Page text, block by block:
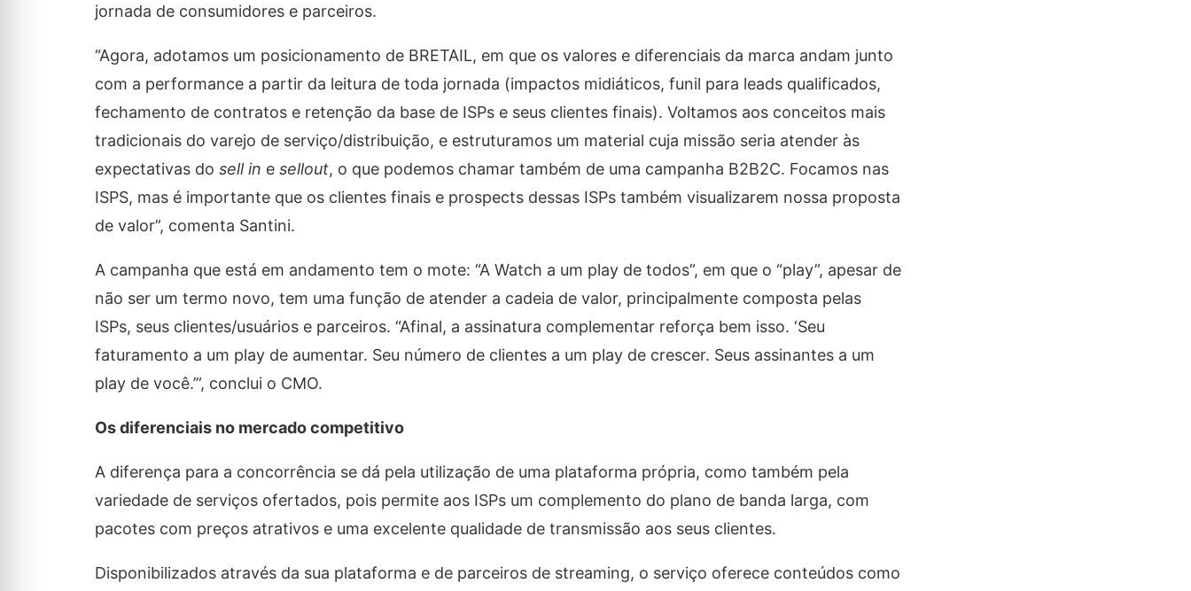
jornada de consumidores e parceiros.
“Agora, adotamos um posicionamento de BRETAIL, em que os valores e diferenciais da marca andam junto
com a performance a partir da leitura de toda jornada (impactos midiáticos, funil para leads qualificados,
fechamento de contratos e retenção da base de ISPs e seus clientes finais). Voltamos aos conceitos mais
tradicionais do varejo de serviço/distribuição, e estruturamos um material cuja missão seria atender às
expectativas do sell in e sellout, o que podemos chamar também de uma campanha B2B2C. Focamos nas
ISPS, mas é importante que os clientes finais e prospects dessas ISPs também visualizarem nossa proposta
de valor”, comenta Santini.
A campanha que está em andamento tem o mote: “A Watch a um play de todos”, em que o “play”, apesar de
não ser um termo novo, tem uma função de atender a cadeia de valor, principalmente composta pelas
ISPs, seus clientes/usuários e parceiros. “Afinal, a assinatura complementar reforça bem isso. ‘Seu
faturamento a um play de aumentar. Seu número de clientes a um play de crescer. Seus assinantes a um
play de você.’”, conclui o CMO.
Os diferenciais no mercado competitivo
A diferença para a concorrência se dá pela utilização de uma plataforma própria, como também pela
variedade de serviços ofertados, pois permite aos ISPs um complemento do plano de banda larga, com
pacotes com preços atrativos e uma excelente qualidade de transmissão aos seus clientes.
Disponibilizados através da sua plataforma e de parceiros de streaming, o serviço oferece conteúdos como